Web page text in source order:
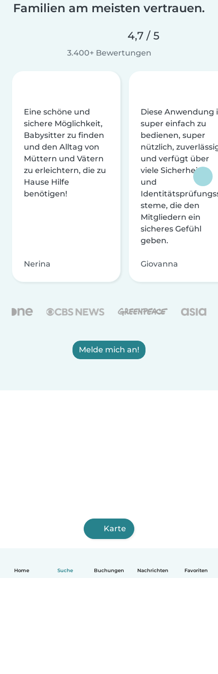
Home Suche Buchungen Nachrichten Favoriten
Familien am meisten vertrauen.
4,7 / 5
3.400+ Bewertungen
Eine schöne und
sichere Möglichkeit,
Babysitter zu finden
und den Alltag von
Müttern und Vätern
zu erleichtern, die zu
Hause Hilfe
benötigen!
Nerina
Diese Anwendung
super einfach zu
bedienen, super
nützlich,
und verfügt über
viele Sicherheits-
und
steme, die den
Mitgliedern ein
sicheres Gefühl
geben.
Giovanna
Melde mich an!
Karte